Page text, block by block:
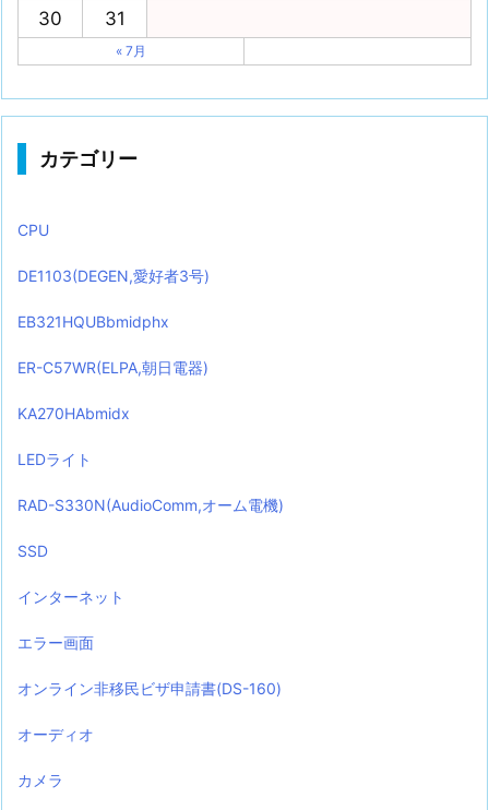
30
31
« 7月
カテゴリー
CPU
DE1103(DEGEN,愛好者3号)
EB321HQUBbmidphx
ER-C57WR(ELPA,朝日電器)
KA270HAbmidx
LEDライト
RAD-S330N(AudioComm,オーム電機)
SSD
インターネット
エラー画面
オンライン非移民ビザ申請書(DS-160)
オーディオ
カメラ